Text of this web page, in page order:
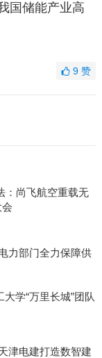
国储能产业高
9赞
：尚飞航空重载无
力部门全力保障供
学“万里长城”团队
津电建打造数智建